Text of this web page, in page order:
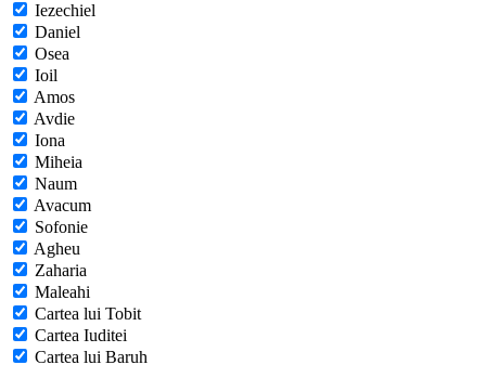
Iezechiel
Daniel
Osea
Ioil
Amos
Avdie
Iona
Miheia
Naum
Avacum
Sofonie
Agheu
Zaharia
Maleahi
Cartea lui Tobit
Cartea Iuditei
Cartea lui Baruh